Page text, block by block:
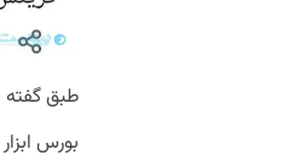
طبق گفته
بورس